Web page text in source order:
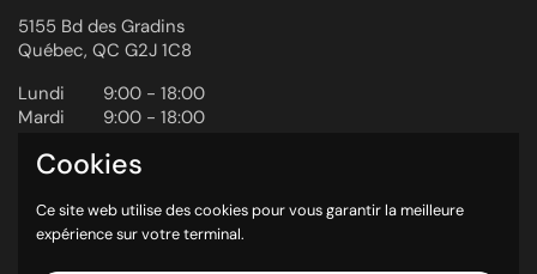
5155 Bd des Gradins
Québec, QC G2J 1C8
Lundi ‎ ‎ ‎ ‎ ‎ ‎ ‎ 9:00 - 18:00
Mardi ‎ ‎ ‎ ‎ ‎ ‎ ‎ 9:00 - 18:00
Jeudi ‎ ‎ ‎ ‎ ‎ ‎ ‎ ‎ 9:00 - 20:00
Samedi ‎ ‎ ‎ ‎ ‎ 9:00 - 17:00
Dimanche ‎ 10:00 - 17:00
Cookies
Ce site web utilise des cookies pour vous garantir la meilleure
expérience sur votre terminal.